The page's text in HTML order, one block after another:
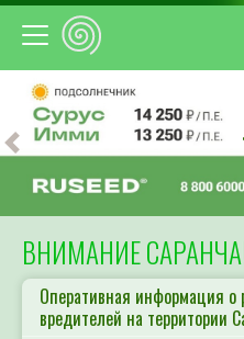
Предыдущий
ВНИМАНИЕ
Оперативная информация о
вредителей на территории